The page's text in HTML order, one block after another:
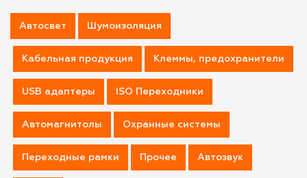
Автосвет Шумоизоляция
Кабельная продукция Клеммы, предохранители
USB адаптеры ISO Переходники
Автомагнитолы Охранные системы
Переходные рамки Прочее Автозвук